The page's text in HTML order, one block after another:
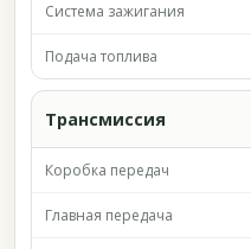
Система зажигания
Подача топлива
Трансмиссия
Коробка передач
Главная передача